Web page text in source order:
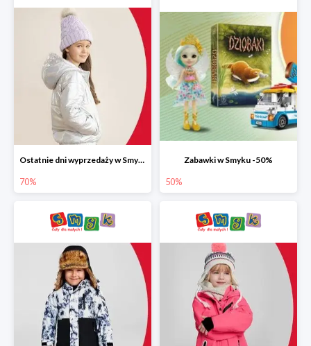
Ostatnie dni wyprzedaży w Smyku do -70%
70%
Zabawki w Smyku -50%
50%